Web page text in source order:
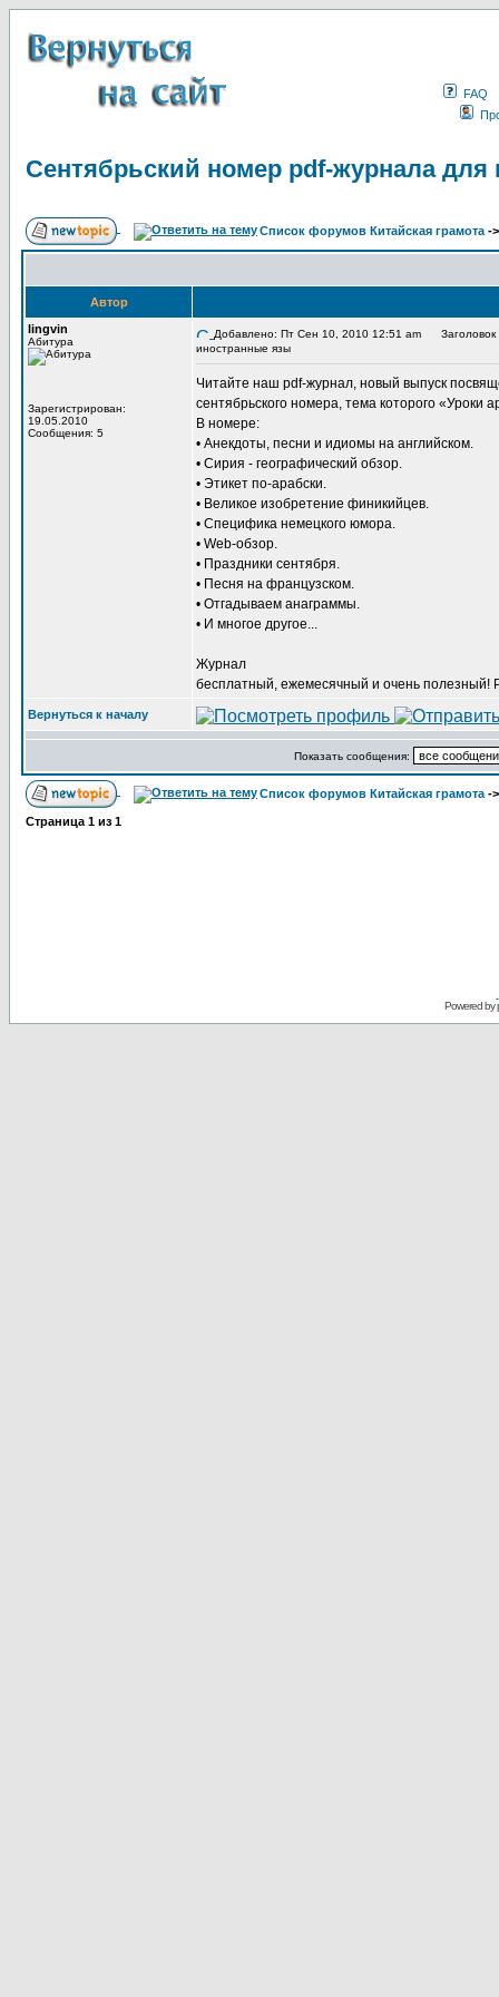
FAQ
Сентябрьский номер pdf-журнала
Список форумов Китайская грамота -
Автор
lingvin
Абитура
Зарегистрирован:
19.05.2010
Сообщения: 5
Добавлено: Пт Сен 10, 2010 12:51 am
Заголовок
иностранные язы
Читайте наш pdf-журнал, новый выпуск
сентябрьского номера, тема которого «Уроки
В номере:
• Анекдоты, песни и идиомы на английском.
• Сирия - географический обзор.
• Этикет по-арабски.
• Великое изобретение финикийцев.
• Специфика немецкого юмора.
• Web-обзор.
• Праздники сентября.
• Песня на французском.
• Отгадываем анаграммы.
• И многое другое...
Журнал
бесплатный, ежемесячный и очень полезный!
Вернуться к началу
Показать сообщения:
Список форумов Китайская грамота -
Страница 1 из 1
Powered by